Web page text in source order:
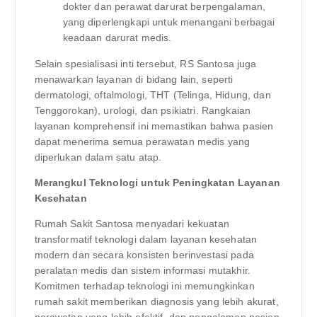
dokter dan perawat darurat berpengalaman,
yang diperlengkapi untuk menangani berbagai
keadaan darurat medis.
Selain spesialisasi inti tersebut, RS Santosa juga
menawarkan layanan di bidang lain, seperti
dermatologi, oftalmologi, THT (Telinga, Hidung, dan
Tenggorokan), urologi, dan psikiatri. Rangkaian
layanan komprehensif ini memastikan bahwa pasien
dapat menerima semua perawatan medis yang
diperlukan dalam satu atap.
Merangkul Teknologi untuk Peningkatan Layanan
Kesehatan
Rumah Sakit Santosa menyadari kekuatan
transformatif teknologi dalam layanan kesehatan
modern dan secara konsisten berinvestasi pada
peralatan medis dan sistem informasi mutakhir.
Komitmen terhadap teknologi ini memungkinkan
rumah sakit memberikan diagnosis yang lebih akurat,